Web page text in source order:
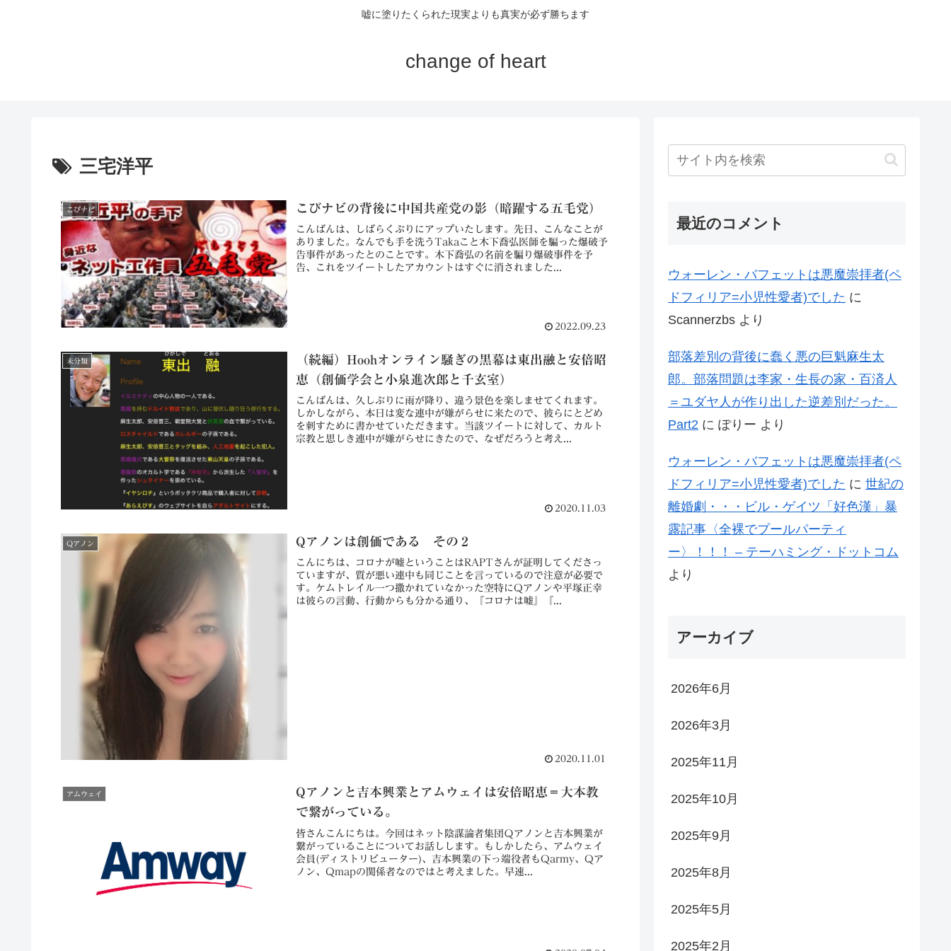
嘘に塗りたくられた現実よりも真実が必ず勝ちます
change of heart
三宅洋平
こびナビ こびナビの背後に中国共産党の影（暗躍する五毛党）
こんばんは、しばらくぶりにアップいたします。先日、こんなことが
ありました。なんでも手を洗うTakaこと木下喬弘医師を騙った爆破予
告事件があったとのことです。木下喬弘の名前を騙り爆破事件を予
告、これをツイートしたアカウントはすぐに消されました...
2022.09.23
未分類
（続編）Hoohオンライン騒ぎの黒幕は東出融と安倍昭
恵（創価学会と小泉進次郎と千玄室）
こんばんは、久しぶりに雨が降り、違う景色を楽しませてくれます。
しかしながら、本日は変な連中が嫌がらせに来たので、彼らにとどめ
を刺すために書かせていただきます。当該ツイートに対して、カルト
宗教と思しき連中が嫌がらせにきたので、なぜだろうと考え...
2020.11.03
Qアノン Qアノンは創価である その２
こんにちは、コロナが嘘ということはRAPTさんが証明してくださっ
ていますが、質が悪い連中も同じことを言っているので注意が必要で
す。ケムトレイル一つ撒かれていなかった空特にQアノンや平塚正幸
は彼らの言動、行動からも分かる通り、『コロナは嘘』『...
2020.11.01
アムウェイ
Qアノンと吉本興業とアムウェイは安倍昭恵＝大本教
で繋がっている。
皆さんこんにちは。今回はネット陰謀論者集団Ｑアノンと吉本興業が
繋がっていることについてお話しします。もしかしたら、アムウェイ
会員(ディストリビューター)、吉本興業の下っ端役者もQarmy、Qア
ノン、Qmapの関係者なのではと考えました。早速...
最近のコメント
ウォーレン・バフェットは悪魔崇拝者(ペ
ドフィリア=小児性愛者)でした に
Scannerzbs より
部落差別の背後に蠢く悪の巨魁麻生太
郎。部落問題は李家・生長の家・百済人
＝ユダヤ人が作り出した逆差別だった。
Part2 に ぽりー より
ウォーレン・バフェットは悪魔崇拝者(ペ
ドフィリア=小児性愛者)でした に 世紀の
離婚劇・・・ビル・ゲイツ「好色漢」暴
露記事〈全裸でプールパーティ
ー〉！！！ – テーハミング・ドットコム
より
アーカイブ
2026年6月
2026年3月
2025年11月
2025年10月
2025年9月
2025年8月
2025年5月
2025年2月